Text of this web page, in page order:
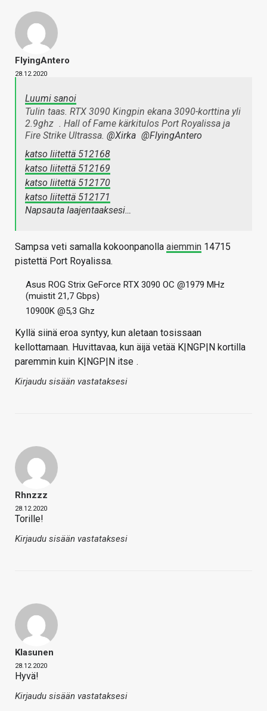
FlyingAntero
28.12.2020
Luumi sanoi
Tulin taas. RTX 3090 Kingpin ekana 3090-korttina yli
2.9ghz . Hall of Fame kärkitulos Port Royalissa ja
Fire Strike Ultrassa. @Xirka @FlyingAntero
katso liitettä 512168
katso liitettä 512169
katso liitettä 512170
katso liitettä 512171
Napsauta laajentaaksesi…
Sampsa veti samalla kokoonpanolla aiemmin 14715
pistettä Port Royalissa.
Asus ROG Strix GeForce RTX 3090 OC @1979 MHz
(muistit 21,7 Gbps)
10900K @5,3 Ghz
Kyllä siinä eroa syntyy, kun aletaan tosissaan
kellottamaan. Huvittavaa, kun äijä vetää K|NGP|N kortilla
paremmin kuin K|NGP|N itse .
Kirjaudu sisään vastataksesi
Rhnzzz
28.12.2020
Torille!
Kirjaudu sisään vastataksesi
Klasunen
28.12.2020
Hyvä!
Kirjaudu sisään vastataksesi